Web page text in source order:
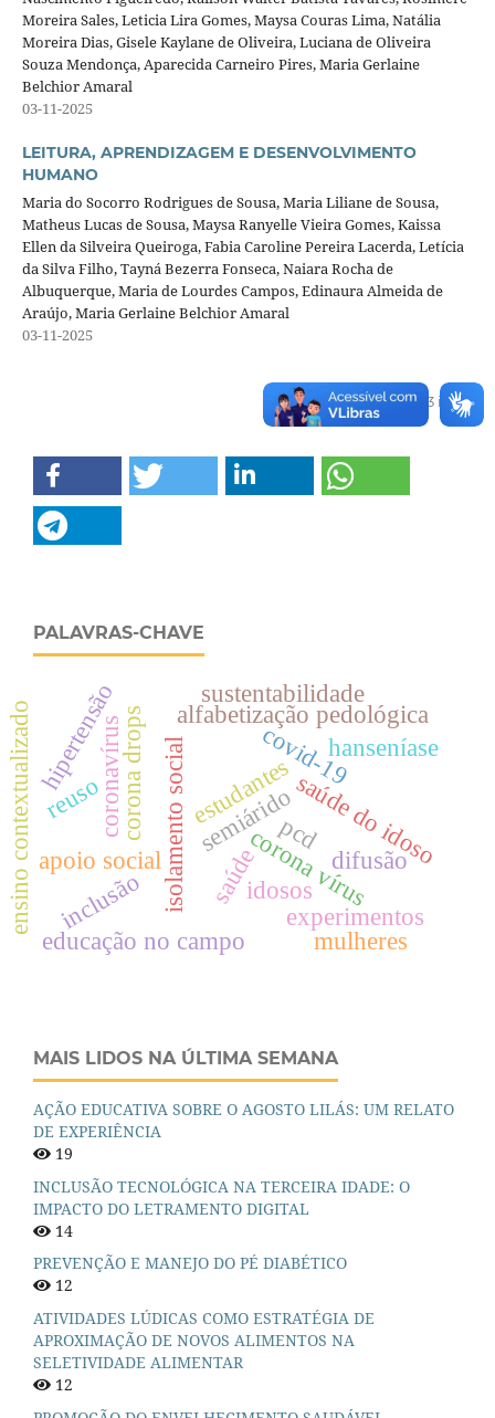
Moreira Sales, Leticia Lira Gomes, Maysa Couras Lima, Natália
Moreira Dias, Gisele Kaylane de Oliveira, Luciana de Oliveira
Souza Mendonça, Aparecida Carneiro Pires, Maria Gerlaine
Belchior Amaral
03-11-2025
LEITURA, APRENDIZAGEM E DESENVOLVIMENTO
HUMANO
Maria do Socorro Rodrigues de Sousa, Maria Liliane de Sousa,
Matheus Lucas de Sousa, Maysa Ranyelle Vieira Gomes, Kaissa
Ellen da Silveira Queiroga, Fabia Caroline Pereira Lacerda, Letícia
da Silva Filho, Tayná Bezerra Fonseca, Naiara Rocha de
Albuquerque, Maria de Lourdes Campos, Edinaura Almeida de
Araújo, Maria Gerlaine Belchior Amaral
03-11-2025
1 a 3 de 3 itens
PALAVRAS-CHAVE
corona vírus
isolamento socialsemiárido
estudantes
apoio social saúde do idoso
alfabetização pedológica
ensino contextualizado corona drops
coronavírus
experimentos
hipertensão covid-19
saúde
reuso
sustentabilidade
hanseníase
idosos
inclusão
pcd
educação no campo
difusão
mulheres
MAIS LIDOS NA ÚLTIMA SEMANA
AÇÃO EDUCATIVA SOBRE O AGOSTO LILÁS: UM RELATO
DE EXPERIÊNCIA
19
INCLUSÃO TECNOLÓGICA NA TERCEIRA IDADE: O
IMPACTO DO LETRAMENTO DIGITAL
14
PREVENÇÃO E MANEJO DO PÉ DIABÉTICO
12
ATIVIDADES LÚDICAS COMO ESTRATÉGIA DE
APROXIMAÇÃO DE NOVOS ALIMENTOS NA
SELETIVIDADE ALIMENTAR
12